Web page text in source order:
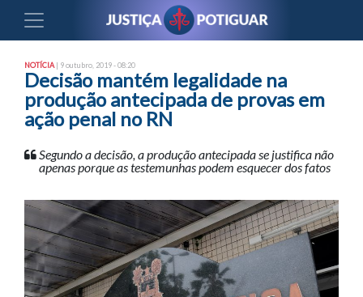
NOTÍCIA | 9 outubro, 2019 - 08:20
Decisão mantém legalidade na
produção antecipada de provas em
ação penal no RN
Segundo a decisão, a produção antecipada se justifica não
apenas porque as testemunhas podem esquecer dos fatos